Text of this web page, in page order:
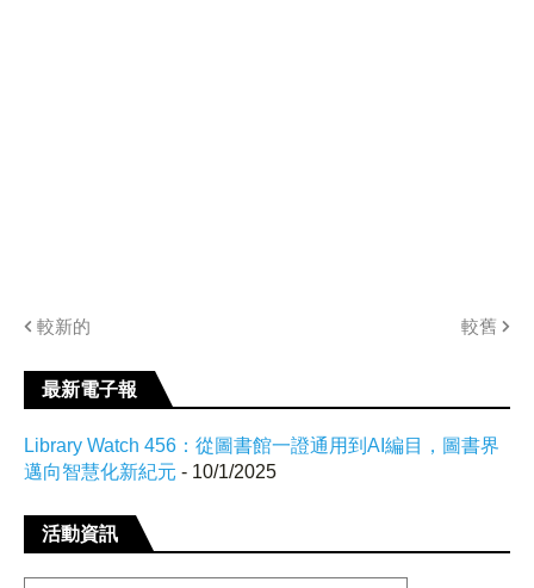
較新的 較舊
最新電子報
Library Watch 456：從圖書館一證通用到AI編目，圖書界
邁向智慧化新紀元 - 10/1/2025
活動資訊